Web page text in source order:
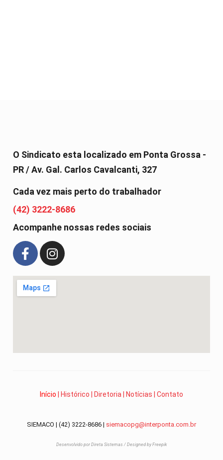
O Sindicato esta localizado em Ponta Grossa -
PR / Av. Gal. Carlos Cavalcanti, 327
Cada vez mais perto do trabalhador
(42) 3222-8686
Acompanhe nossas redes sociais
Início Histórico Diretoria Notícias Contato
SIEMACO | (42) 3222-8686 | siemacopg@interponta.com.br
Desenvolvido por Direta Sistemas / Designed by Freepik